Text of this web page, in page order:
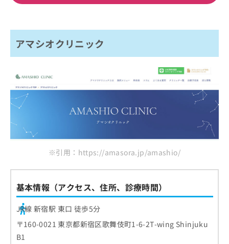
アマシオクリニック
※引用：https://amasora.jp/amashio/
基本情報（アクセス、住所、診療時間）
JR線 新宿駅 東口 徒歩5分
〒160-0021 東京都新宿区歌舞伎町1-6-2T-wing Shinjuku
B1